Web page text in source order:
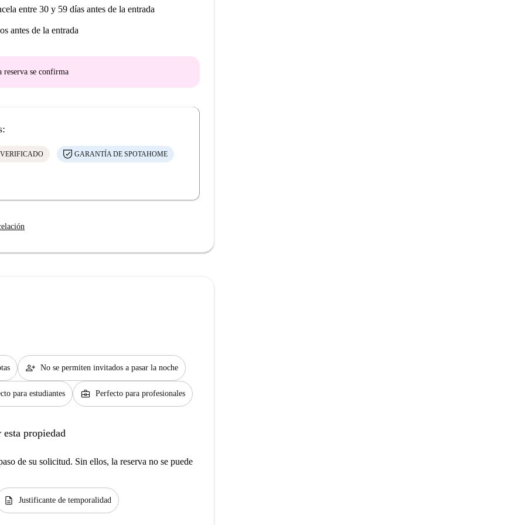
entre 30 y 59 días antes de la entrada
antes de la entrada
reserva se confirma
GARANTÍA DE SPOTAHOME
person_add No se permiten invitados a pasar la noche
para estudiantes business_center Perfecto para profesionales
esta propiedad
de su solicitud. Sin ellos, la reserva no se puede
description Justificante de temporalidad